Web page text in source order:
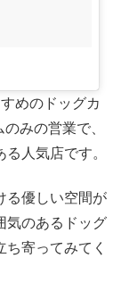
めのドッグカ
みの営業で、
人気店です。
る優しい空間が
気のあるドッグ
寄ってみてく